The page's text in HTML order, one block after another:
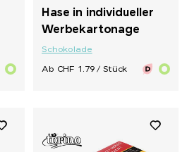
Hase in individueller
Werbekartonage
Schokolade
Ab CHF 1.79 / Stück